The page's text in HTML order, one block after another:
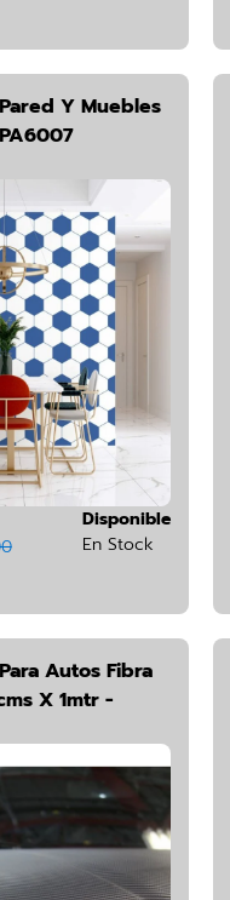
Y Muebles
Disponible
En Stock
Autos Fibra
X 1mtr -